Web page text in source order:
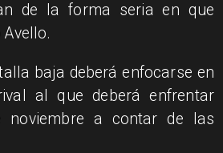
de la forma seria en que
baja deberá enfocarse en
al que deberá enfrentar
noviembre a contar de las